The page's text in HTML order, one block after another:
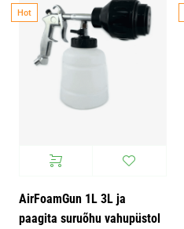
Hot
AirFoamGun 1L 3L ja
paagita suruõhu vahupüstol